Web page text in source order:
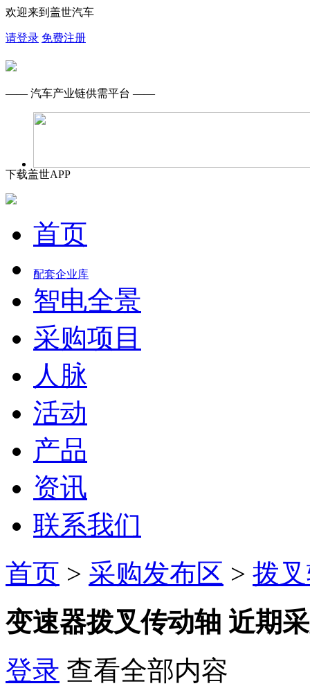
欢迎来到盖世汽车
请登录 免费注册
—— 汽车产业链供需平台 ——
下载盖世APP
首页
配套企业库
智电全景
采购项目
人脉
活动
产品
资讯
联系我们
首页 > 采购发布区 > 拨
变速器拨叉传动轴 近期
登录 查看全部内容